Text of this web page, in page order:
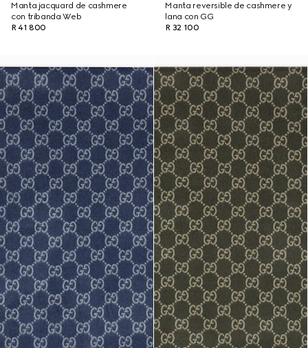
Manta jacquard de cashmere
con tribanda Web
R 41 800
Manta reversible de cashmere y
lana con GG
R 32 100